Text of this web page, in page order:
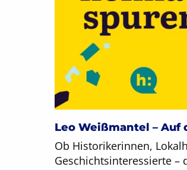
Leo Weißmantel –
Ob Historikerinnen,
Geschichtsinteressierte –